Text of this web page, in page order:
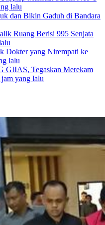
lalu
dan Bikin Gaduh di Bandara
Ruang Berisi 995 Senjata
Dokter yang Nirempati ke
lalu
GIIAS, Tegaskan Merekam
jam yang lalu